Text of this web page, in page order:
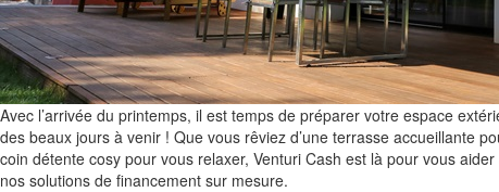
Avec l’arrivée du printemps, il est temps de préparer votre espace
des beaux jours à venir ! Que vous rêviez d’une terrasse accueillante
coin détente cosy pour vous relaxer, Venturi Cash est là pour vous
nos solutions de financement sur mesure.